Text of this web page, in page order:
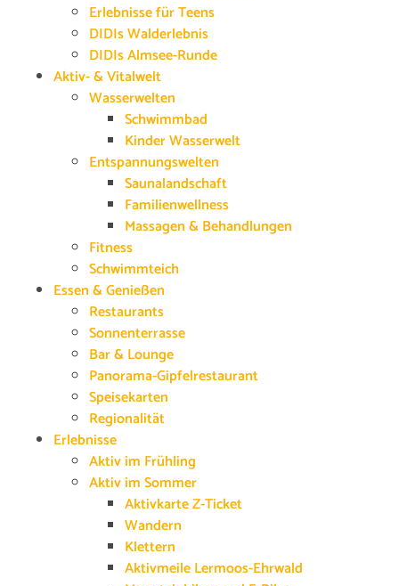
Erlebnisse für Teens
DIDIs Walderlebnis
DIDIs Almsee-Runde
Aktiv- & Vitalwelt
Wasserwelten
Schwimmbad
Kinder Wasserwelt
Entspannungswelten
Saunalandschaft
Familienwellness
Massagen & Behandlungen
Fitness
Schwimmteich
Essen & Genießen
Restaurants
Sonnenterrasse
Bar & Lounge
Panorama-Gipfelrestaurant
Speisekarten
Regionalität
Erlebnisse
Aktiv im Frühling
Aktiv im Sommer
Aktivkarte Z-Ticket
Wandern
Klettern
Aktivmeile Lermoos-Ehrwald